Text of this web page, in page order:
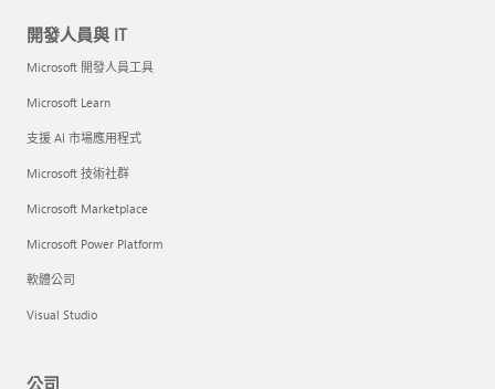
開發人員與 IT
Microsoft 開發人員工具
Microsoft Learn
支援 AI 市場應用程式
Microsoft 技術社群
Microsoft Marketplace
Microsoft Power Platform
軟體公司
Visual Studio
公司